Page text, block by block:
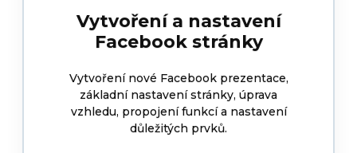
Vytvoření a nastavení
Facebook stránky
Vytvoření nové Facebook prezentace,
základní nastavení stránky, úprava
vzhledu, propojení funkcí a nastavení
důležitých prvků.